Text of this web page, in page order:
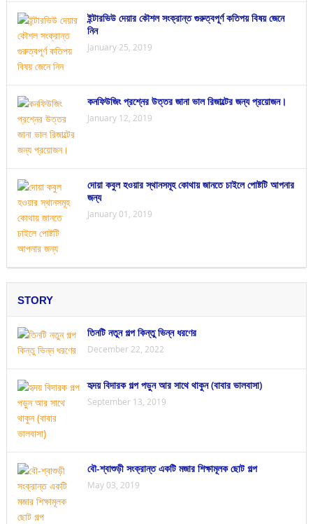
ইন্টারভিউ দেয়ার কৌশল সংক্রান্ত গুরুত্বপূর্ণ কতিপয় বিষয় জেনে
নিন
January 25, 2019
কনফিউজিং প্রশ্নের উত্তর জানা ভাল রিজাল্টের জন্য প্রয়োজন।
January 12, 2019
দোয়া কবুল হওয়ার স্থানসমূহ কোথায় জানতে চাইলে পোষ্টটি আপনার
জন্য
January 01, 2019
STORY
তিনটি নতুন গল্প কিন্তু ভিন্ন ধরণের
December 22, 2022
হৃদয় বিদারক গল্প পড়ুন আর সাথে থাকুন (বাবার ভালবাসা)
September 13, 2019
বৌ-শ্বাশুড়ী সংক্রান্ত একটি মজার শিক্ষামূলক ছোট গল্প
May 03, 2019